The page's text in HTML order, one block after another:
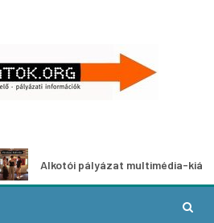
Alkotói pályázat multimédia-kiállításhoz